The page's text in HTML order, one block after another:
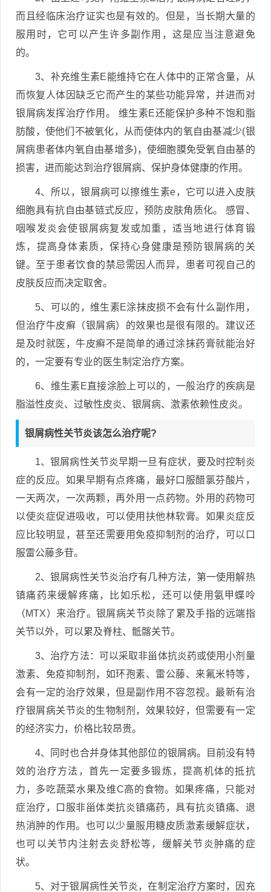
而且经临床治疗证实也是有效的。但是，当长期大量的
服用时，它可以产生许多副作用，这是应当注意避免
的。
3、补充维生素E能维持它在人体中的正常含量，从
而恢复人体因缺乏它而产生的某些功能异常，并进而对
银屑病发挥治疗作用。 维生素E还能保护多种不饱和脂
肪酸，使他们不被氧化，从而使体内的氧自由基减少(银
屑病患者体内氧自由基增多)，使细胞膜免受氧自由基的
损害，进而能达到治疗银屑病、保护身体健康的作用。
4、所以，银屑病可以擦维生素e，它可以进入皮肤
细胞具有抗自由基链式反应，预防皮肤角质化。 感冒、
咽喉发炎会使银屑病复发或加重，适当地进行体育锻
炼，提高身体素质，保持心身健康是预防银屑病的关
键。至于患者饮食的禁忌需因人而异，患者可视自己的
皮肤反应而决定取舍。
5、可以的，维生素E涂抹皮损不会有什么副作用，
但治疗牛皮癣（银屑病）的效果也是很有限的。建议还
是及时就医，牛皮癣不是简单的通过涂抹药膏就能治好
的，一定要有专业的医生制定治疗方案。
6、维生素E直接涂脸上可以的，一般治疗的疾病是
脂溢性皮炎、过敏性皮炎、银屑病、激素依赖性皮炎。
银屑病性关节炎该怎么治疗呢?
1、银屑病性关节炎早期一旦有症状，要及时控制炎
症的反应。如果早期有点疼痛，最好口服醋氯芬酸片，
一天两次，一次两颗，再外用一点药物。外用的药物可
以使炎症促进吸收，可以使用扶他林软膏。如果炎症反
应比较明显，甚至还需要用免疫抑制剂的治疗，可以口
服雷公藤多苷。
2、银屑病性关节炎治疗有几种方法，第一使用解热
镇痛药来缓解疼痛，比如乐松，还可以使用氨甲蝶呤
（MTX）来治疗。银屑病关节炎除了累及手指的远端指
关节以外，可以累及脊柱、骶髂关节。
3、治疗方法：可以采取非甾体抗炎药或使用小剂量
激素、免疫抑制剂，如环孢素、雷公藤、来氟米特等，
会有一定的治疗效果，但是副作用不容忽视。最新有治
疗银屑病关节炎的生物制剂，效果较好，但需要有一定
的经济实力，价格比较昂贵。
4、同时也合并身体其他部位的银屑病。目前没有特
效的治疗方法，首先一定要多锻炼，提高机体的抵抗
力，多吃蔬菜水果及维C高的食物。如果疼痛，只能对
症治疗，口服非甾体类抗炎镇痛药，具有抗炎镇痛、退
热消肿的作用。也可以少量服用糖皮质激素缓解症状，
也可以关节内注射去炎舒松等，缓解关节炎肿痛的症
状。
5、对于银屑病性关节炎，在制定治疗方案时，因充